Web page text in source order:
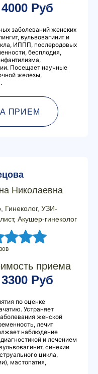
4000 Руб
заболеваний женских
вульвовагинит и
ИППП, послеродовых
бесплодия,
Посещает научные
железы,
ПРИЕМ
Николаевна
Гинеколог, УЗИ-
Акушер-гинеколог
приема
3300 Руб
по оценке
Устраняет
женской
лечит
наблюдение
и лечением
синехии
цикла,
мастопатия,